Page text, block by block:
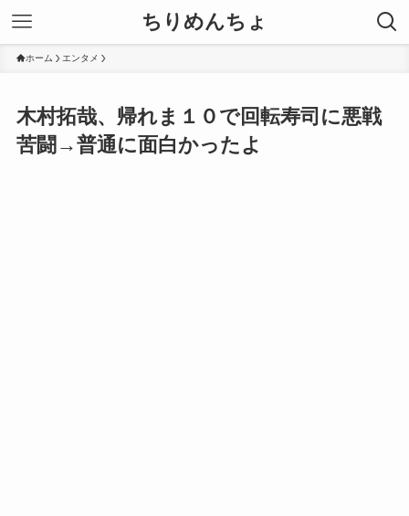
ちりめんちょ
ホーム エンタメ
木村拓哉、帰れま１０で回転寿司に悪戦
苦闘→普通に面白かったよ